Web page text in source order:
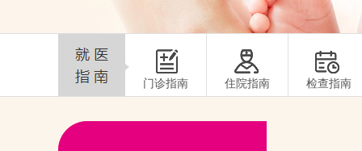
门诊指南 住院指南 检查指南